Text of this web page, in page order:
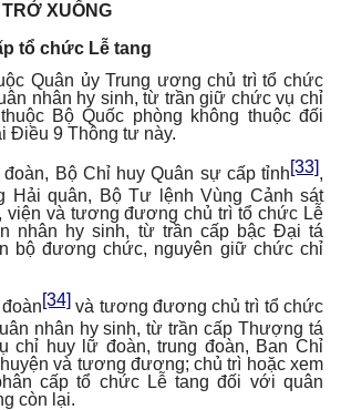
XUỐNG
tổ chức Lễ tang
Quân ủy Trung ương chủ trì tổ chức
nhân hy sinh, từ trần giữ chức vụ chỉ
Bộ Quốc phòng không thuộc đối
Điều 9 Thông tư này.
Bộ Chỉ huy Quân sự cấp tỉnh[33],
Hải quân, Bộ Tư lệnh Vùng Cảnh sát
viện và tương đương chủ trì tổ chức Lễ
nhân hy sinh, từ trần cấp bậc Đại tá
bộ đương chức, nguyên giữ chức chỉ
[34] và tương đương chủ trì tổ chức
nhân hy sinh, từ trần cấp Thượng tá
chỉ huy lữ đoàn, trung đoàn, Ban Chỉ
và tương đương; chủ trì hoặc xem
cấp tổ chức Lễ tang đối với quân
còn lại.